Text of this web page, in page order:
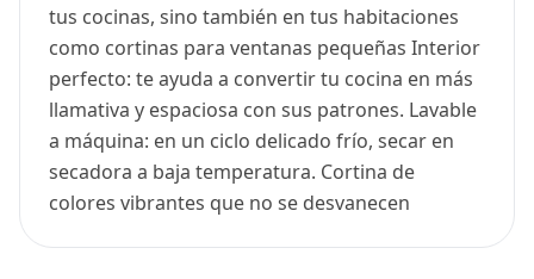
tus cocinas, sino también en tus habitaciones
como cortinas para ventanas pequeñas Interior
perfecto: te ayuda a convertir tu cocina en más
llamativa y espaciosa con sus patrones. Lavable
a máquina: en un ciclo delicado frío, secar en
secadora a baja temperatura. Cortina de
colores vibrantes que no se desvanecen